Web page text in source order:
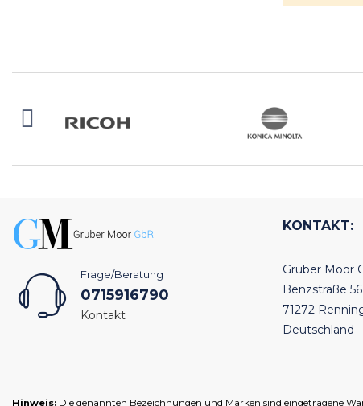
Frage/Beratung
0715916790
Kontakt
KONTAKT:
Gruber Moor
Benzstraße 56
71272
Deutschland
Hinweis: Die genannten Bezeichnungen und Marken sind eingetragene